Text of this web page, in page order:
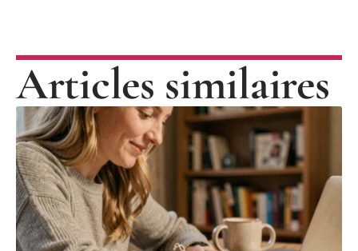
Articles similaires